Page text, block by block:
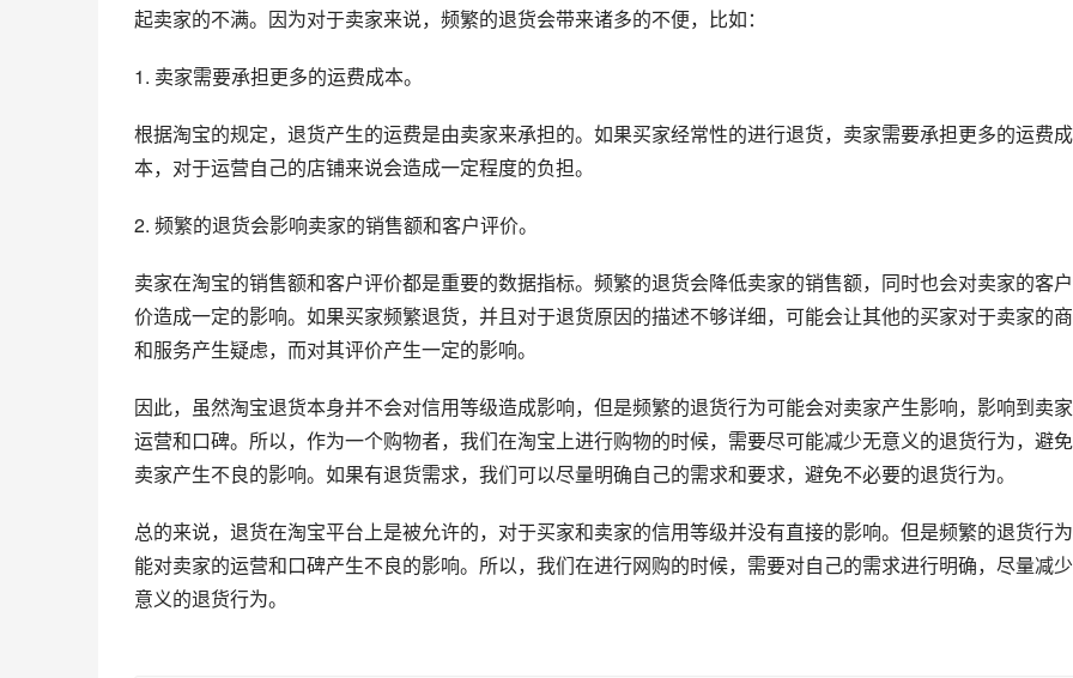
起卖家的不满。因为对于卖家来说，频繁的退货会带来诸多的不便，比如：
1. 卖家需要承担更多的运费成本。
根据淘宝的规定，退货产生的运费是由卖家来承担的。如果买家经常性的进行退货，卖家需要承担更多的运费成
本，对于运营自己的店铺来说会造成一定程度的负担。
2. 频繁的退货会影响卖家的销售额和客户评价。
卖家在淘宝的销售额和客户评价都是重要的数据指标。频繁的退货会降低卖家的销售额，同时也会对卖家的客
价造成一定的影响。如果买家频繁退货，并且对于退货原因的描述不够详细，可能会让其他的买家对于卖家的
和服务产生疑虑，而对其评价产生一定的影响。
因此，虽然淘宝退货本身并不会对信用等级造成影响，但是频繁的退货行为可能会对卖家产生影响，影响到卖
运营和口碑。所以，作为一个购物者，我们在淘宝上进行购物的时候，需要尽可能减少无意义的退货行为，避
卖家产生不良的影响。如果有退货需求，我们可以尽量明确自己的需求和要求，避免不必要的退货行为。
总的来说，退货在淘宝平台上是被允许的，对于买家和卖家的信用等级并没有直接的影响。但是频繁的退货行
能对卖家的运营和口碑产生不良的影响。所以，我们在进行网购的时候，需要对自己的需求进行明确，尽量减
意义的退货行为。